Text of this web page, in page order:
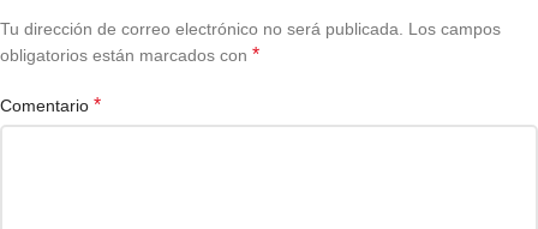
Tu dirección de correo electrónico no será publicada.
Los campos
obligatorios están marcados con *
Comentario *